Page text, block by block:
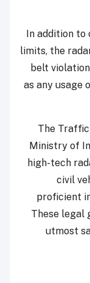
In addition to
limits, the
belt
as any usage
The
Ministry of
high-tech
civil
proficient
These legal
utmost